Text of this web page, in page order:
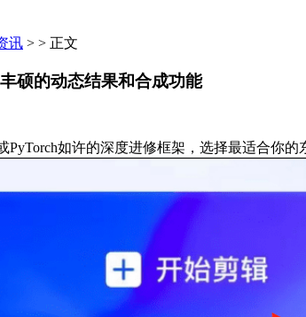
讯 > > 正文
硕的动态结果和合成功能​
如许的深度进修框架，选择最适合你的